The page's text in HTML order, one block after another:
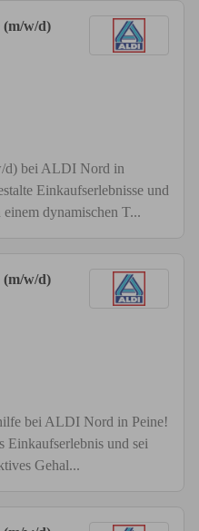
w/d)
d) bei ALDI Nord in
Einkaufs­erlebnisse und
dynamischen T...
w/d)
bei ALDI Nord in Peine!
Einkaufserlebnis und sei
Gehal...